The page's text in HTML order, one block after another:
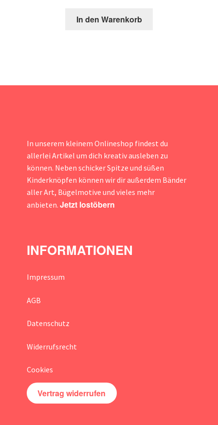
In den Warenkorb
In unserem kleinem Onlineshop findest du
allerlei Artikel um dich kreativ ausleben zu
können. Neben schicker Spitze und süßen
Kinderknöpfen können wir dir außerdem Bänder
aller Art, Bügelmotive und vieles mehr
anbieten. Jetzt lostöbern
INFORMATIONEN
Impressum
AGB
Datenschutz
Widerrufsrecht
Cookies
Vertrag widerrufen